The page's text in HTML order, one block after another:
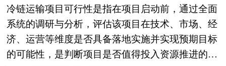
点、分析论据，进行论证。报告如实地反映客观情
况，一切叙述、说明、推断、引用恰如其分，文
字、用词表达准确，概念表述科学化。报告对行业
相关各种因素进行具体调查、研究、分析，洞察行
材料轻量化与非金属材料轻量化，按照应用部位则
形成车身轻量化、底盘轻量化、动力系统轻量化、
内外饰轻量化等多元矩阵。随着新能源汽车渗透率
提升与续航里程焦虑凸显，汽车轻量化正从单一材
冷链运输项目可行性是指在项目启动前，通过全面
系统的调研与分析，评估该项目在技术、市场、经
济、运营等维度是否具备落地实施并实现预期目标
的可能性，是判断项目是否值得投入资源推进的核